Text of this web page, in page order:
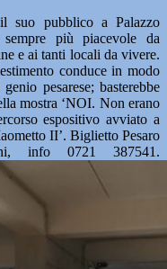
suo pubblico a Palazzo
più piacevole da
e ai tanti locali da vivere.
conduce in modo
pesarese; basterebbe
mostra ‘NOI. Non erano
espositivo avviato a
II’. Biglietto Pesaro
info 0721 387541.